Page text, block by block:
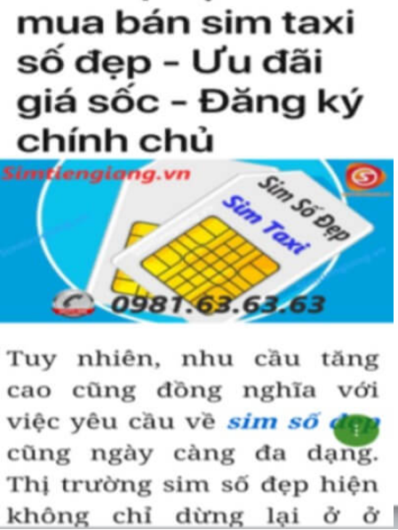
Mua Sim Giảm Giá Có Phải Là
Sim Xấu?
Sim giảm giá Sim số đẹp giá rẻ
có thể là những sim siêu
vip nhưng đã lâu chưa tìm được người mua nên có
OFF để kích cầu mua sắm.
Trong mọi cuộc mua bán, người nhanh tay là người chiến
thắng. Sim số đẹp đôi khi cũng như vật giá leo thang ngày
hôm nay giá thấp nhưng ngày mai có thể tăng phi mã, số
tiền bạn dự định bỏ ra có thể nhanh chóng vượt khung trần.
Bạn cũng sẽ không có nhiều thời gian để do dự, bởi kho
sim giảm giá sẽ ngày càng cạn kiệt và đến khi đó dù sim số
xấu nhưng giá bán cao cũng là điều hết sức bình thường.
Đôi khi có một số khách hàng chuyên đi săn lùng những
loại sim giảm giá, sim số đẹp giá rẻ này về bán lại cho
những người không tìm được loại sim giảm giá này để có
Chính vì thế tại sao chúng ta lại không săn lùng sim giảm
giá sim số đẹp giá rẻ này để đầu tư sinh lãi thỏa sức niềm
đam mê sim số đẹp
Cách đây nhiều năm về trước khi dịch vụ mua bán trực tuyến
chưa phát triển, khách hàng muốn mua một sim số đẹp phải